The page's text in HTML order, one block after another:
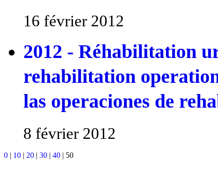
16 février 2012
2012 - Réhabilitation
rehabilitation
las operaciones de
8 février 2012
0 10 20 30 40 50